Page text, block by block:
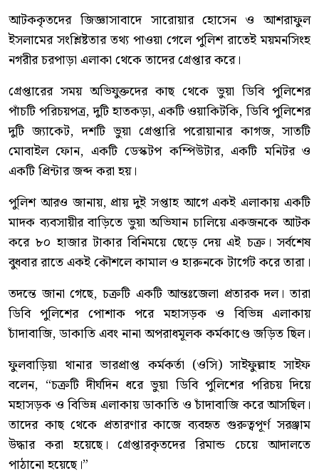
আটককৃতদের জিজ্ঞাসাবাদে সারোয়ার হোসেন ও আশরাফুল
ইসলামের সংশ্লিষ্টতার তথ্য পাওয়া গেলে পুলিশ রাতেই ময়মনসিংহ
নগরীর চরপাড়া এলাকা থেকে তাদের গ্রেপ্তার করে।
গ্রেপ্তারের সময় অভিযুক্তদের কাছ থেকে ভুয়া ডিবি পুলিশের
পাঁচটি পরিচয়পত্র, দুটি হাতকড়া, একটি ওয়াকিটকি, ডিবি পুলিশের
দুটি জ্যাকেট, দশটি ভুয়া গ্রেপ্তারি পরোয়ানার কাগজ, সাতটি
মোবাইল ফোন, একটি ডেস্কটপ কম্পিউটার, একটি মনিটর ও
একটি প্রিন্টার জব্দ করা হয়।
পুলিশ আরও জানায়, প্রায় দুই সপ্তাহ আগে একই এলাকায় একটি
মাদক ব্যবসায়ীর বাড়িতে ভুয়া অভিযান চালিয়ে একজনকে আটক
করে ৮০ হাজার টাকার বিনিময়ে ছেড়ে দেয় এই চক্র। সর্বশেষ
বুধবার রাতে একই কৌশলে কামাল ও হারুনকে টার্গেট করে তারা।
তদন্তে জানা গেছে, চক্রটি একটি আন্তঃজেলা প্রতারক দল। তারা
ডিবি পুলিশের পোশাক পরে মহাসড়ক ও বিভিন্ন এলাকায়
চাঁদাবাজি, ডাকাতি এবং নানা অপরাধমূলক কর্মকাণ্ডে জড়িত ছিল।
ফুলবাড়িয়া থানার ভারপ্রাপ্ত কর্মকর্তা (ওসি) সাইফুল্লাহ সাইফ
বলেন, “চক্রটি দীর্ঘদিন ধরে ভুয়া ডিবি পুলিশের পরিচয় দিয়ে
মহাসড়ক ও বিভিন্ন এলাকায় ডাকাতি ও চাঁদাবাজি করে আসছিল।
তাদের কাছ থেকে প্রতারণার কাজে ব্যবহৃত গুরুত্বপূর্ণ সরঞ্জাম
উদ্ধার করা হয়েছে। গ্রেপ্তারকৃতদের রিমান্ড চেয়ে আদালতে
পাঠানো হয়েছে।”